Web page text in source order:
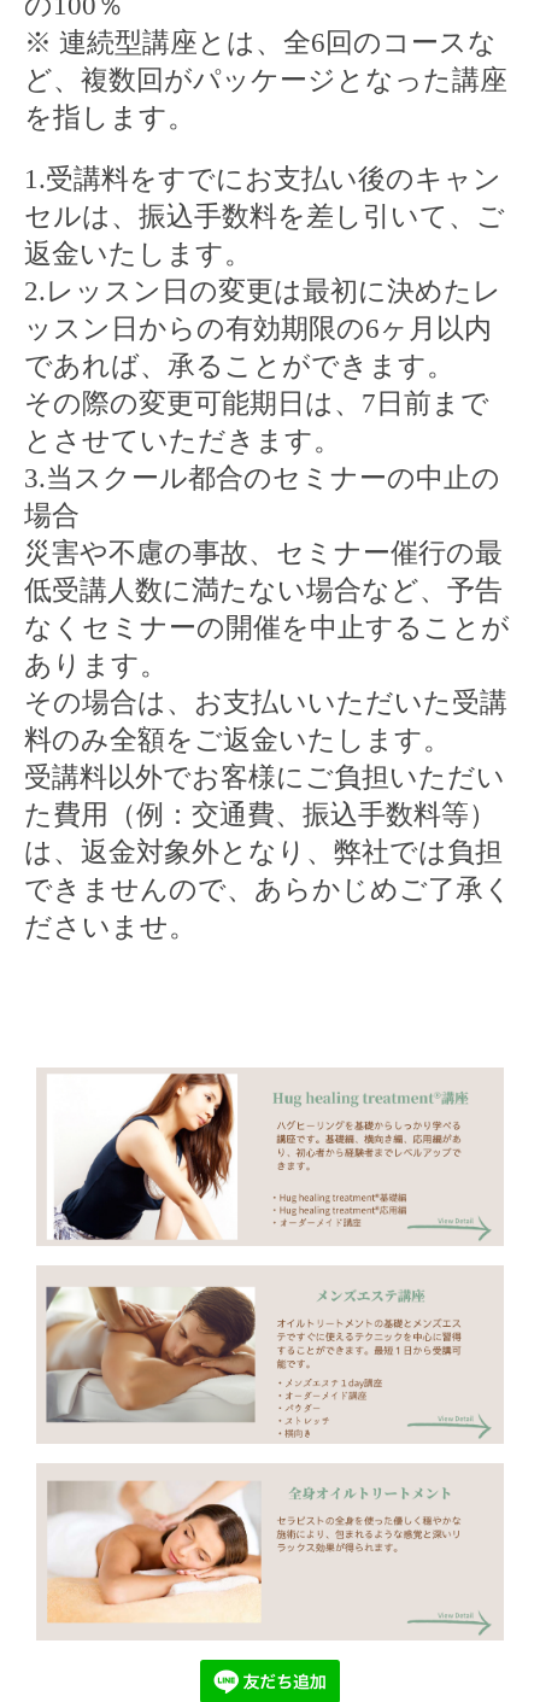
※ 連続型講座とは、全6回のコースな
ど、複数回がパッケージとなった講座
を指します。
1.受講料をすでにお支払い後のキャン
セルは、振込手数料を差し引いて、ご
返金いたします。
2.レッスン日の変更は最初に決めたレ
ッスン日からの有効期限の6ヶ月以内
であれば、承ることができます。
その際の変更可能期日は、 7 日前まで
とさせていただきます。
3.当スクール都合のセミナーの中止の
場合
災害や不慮の事故、セミナー催行の最
低受講人数に満たない場合など、予告
なくセミナーの開催を中止することが
あります。
その場合は、お支払いいただいた受講
料のみ全額をご返金いたします。
受講料以外でお客様にご負担いただい
た費用（例：交通費、振込手数料等）
は、返金対象外となり、弊社では負担
できませんので、あらかじめご了承く
ださいませ。